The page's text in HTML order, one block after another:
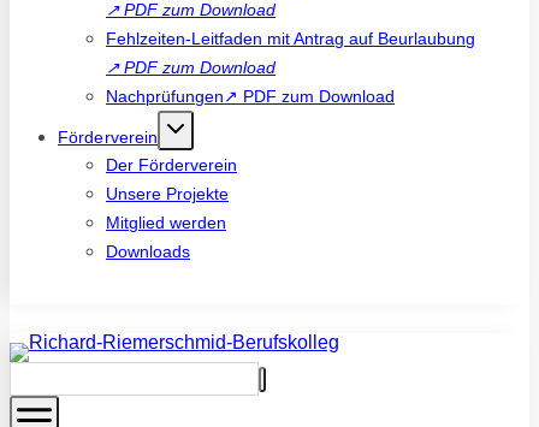
↗ PDF zum Download
Fehlzeiten-Leitfaden mit Antrag auf Beurlaubung
↗ PDF zum Download
Nachprüfungen↗ PDF zum Download
Förderverein
Der Förderverein
Unsere Projekte
Mitglied werden
Downloads